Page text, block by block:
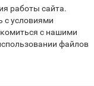
работы сайта.
с условиями
с нашими
файлов